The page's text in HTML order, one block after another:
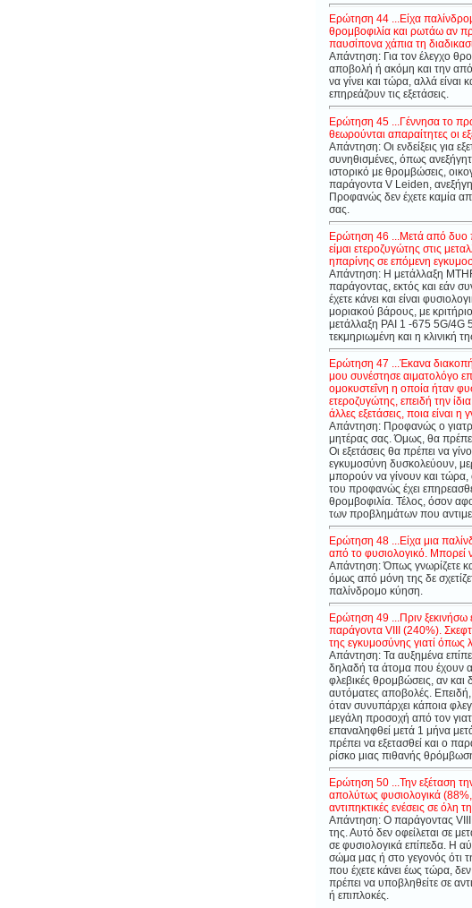
Ερώτηση 44 ...Είχα
θρομβοφιλία και ρωτάω αν
παυσίπονα χάπια τη
Απάντηση: Για τον έλεγχο
αποβολή ή ακόμη και την
να γίνει και τώρα, αλλά είναι
επηρεάζουν τις εξετάσεις.
Ερώτηση 45 ...Γέννησα το
θεωρούνται απαραίτητες οι
Απάντηση: Οι ενδείξεις για
συνηθισμένες, όπως
ιστορικό με θρομβώσεις,
παράγοντα V Leiden,
Προφανώς δεν έχετε καμία
σας.
Ερώτηση 46 ...Μετά από δυο
είμαι ετεροζυγώτης στις
ηπαρίνης σε επόμενη
Απάντηση: Η μετάλλαξη
παράγοντας, εκτός και εάν
έχετε κάνει και είναι
μοριακού βάρους, με
μετάλλαξη PAI 1 -675 5G/4G
τεκμηριωμένη και η κλινική
Ερώτηση 47 ...Έκανα
μου συνέστησε αιματολόγο
ομοκυστεΐνη η οποία ήταν
ετεροζυγώτης, επειδή την
άλλες εξετάσεις, ποια είναι η
Απάντηση: Προφανώς ο
μητέρας σας. Όμως, θα πρέπει
Οι εξετάσεις θα πρέπει να
εγκυμοσύνη δυσκολεύουν,
μπορούν να γίνουν και
του προφανώς έχει
θρομβοφιλία. Τέλος, όσον
των προβλημάτων που
Ερώτηση 48 ...Είχα μια
από το φυσιολογικό. Μπορεί
Απάντηση: Όπως γνωρίζετε
όμως από μόνη της δε
παλίνδρομο κύηση.
Ερώτηση 49 ...Πριν ξεκινήσω
παράγοντα VIII (240%).
της εγκυμοσύνης γιατί όπως
Απάντηση: Τα αυξημένα
δηλαδή τα άτομα που έχουν
φλεβικές θρομβώσεις, αν
αυτόματες αποβολές.
όταν συνυπάρχει κάποια
μεγάλη προσοχή από τον
επαναληφθεί μετά 1 μήνα
πρέπει να εξετασθεί και ο
ρίσκο μιας πιθανής
Ερώτηση 50 ...Την εξέταση
απολύτως φυσιολογικά
αντιπηκτικές ενέσεις σε
Απάντηση: Ο παράγοντας VIII
της. Αυτό δεν οφείλεται σε
σε φυσιολογικά επίπεδα. Η
σώμα μας ή στο γεγονός ότι
που έχετε κάνει έως τώρα,
πρέπει να υποβληθείτε σε
ή επιπλοκές.